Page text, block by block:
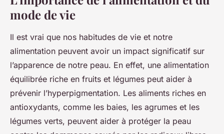
mode de vie
Il est vrai que nos habitudes de vie et notre
alimentation peuvent avoir un impact significatif sur
l’apparence de notre peau. En effet, une alimentation
équilibrée riche en fruits et légumes peut aider à
prévenir l’hyperpigmentation. Les aliments riches en
antioxydants, comme les baies, les agrumes et les
légumes verts, peuvent aider à protéger la peau